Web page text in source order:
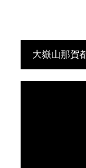
大嶽山那賀